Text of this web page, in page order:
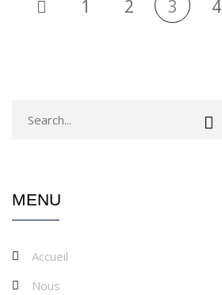
1 2 3 4
MENU
Accueil
Nous